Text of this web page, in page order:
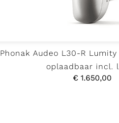
Phonak Audeo L30-R
oplaadbaar incl.
€1.650,00